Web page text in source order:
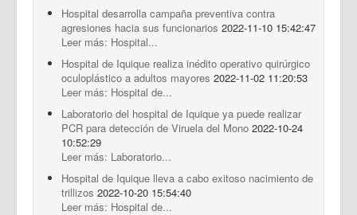
Hospital desarrolla campaña preventiva contra
agresiones hacia sus funcionarios 2022-11-10 15:42:47
Leer más: Hospital...
Hospital de Iquique realiza inédito operativo quirúrgico
oculoplástico a adultos mayores 2022-11-02 11:20:53
Leer más: Hospital de...
Laboratorio del hospital de Iquique ya puede realizar
PCR para detección de Viruela del Mono 2022-10-24
10:52:29
Leer más: Laboratorio...
Hospital de Iquique lleva a cabo exitoso nacimiento de
trillizos 2022-10-20 15:54:40
Leer más: Hospital de...